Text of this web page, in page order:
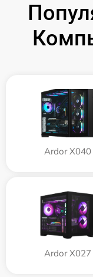
Ardor X040
Ardor X027